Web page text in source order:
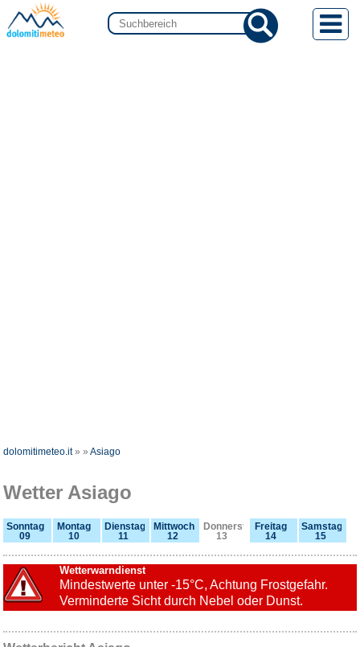
dolomitimeteo.it»»Asiago
Wetter Asiago
Sonntag
09
Montag
10
Dienstag
11
Mittwoch
12
Donnerstag
13
Freitag
14
Samstag
15
Wetterwarndienst
Mindestwerte unter -15°C, Achtung Frostgefahr.
Verminderte Sicht durch Nebel oder Dunst.